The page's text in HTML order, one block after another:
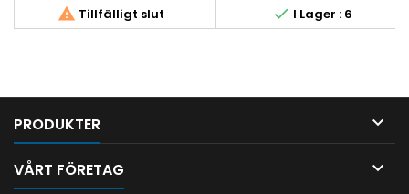
 Tillfälligt slut  I Lager : 6
PRODUKTER 
VÅRT FÖRETAG 